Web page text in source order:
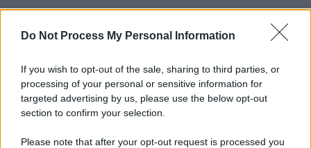
Do Not Process My Personal Information
If you wish to opt-out of the sale, sharing to third parties, or
processing of your personal or sensitive information for
targeted advertising by us, please use the below opt-out
section to confirm your selection.
Please note that after your opt-out request is processed you